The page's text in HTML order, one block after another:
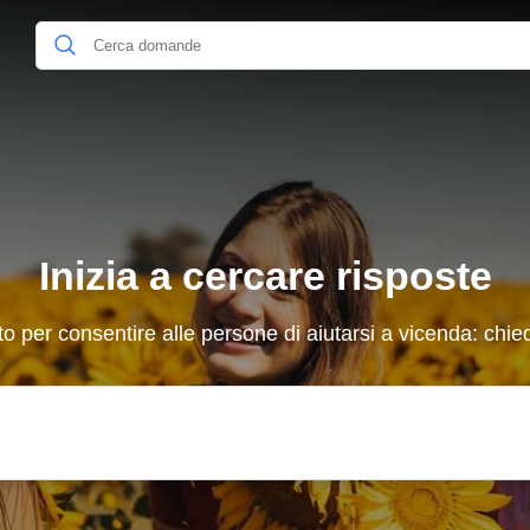
Inizia a cercare risposte
per consentire alle persone di aiutarsi a vicenda: